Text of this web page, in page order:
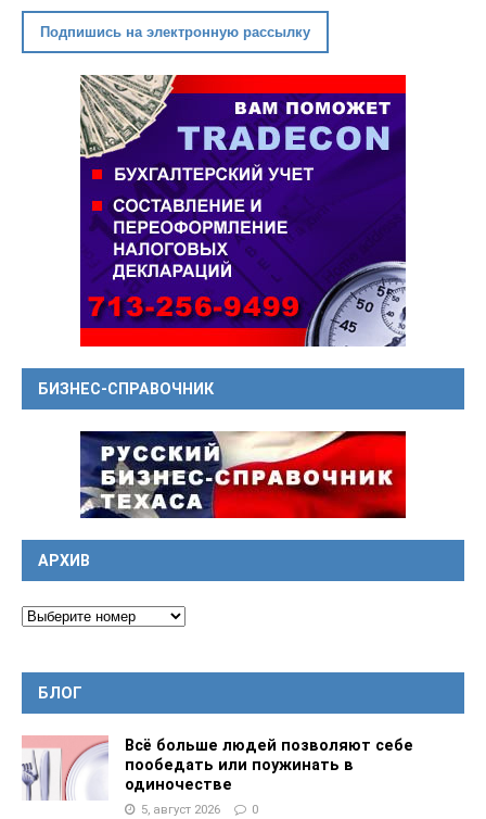
Подпишись на электронную рассылку
БИЗНЕС-СПРАВОЧНИК
АРХИВ
БЛОГ
Всё больше людей позволяют себе
пообедать или поужинать в
одиночестве
5, август 2026 0